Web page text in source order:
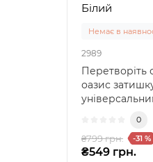
Білий
Немає в
2989
Перетворіть
оазис
0
₴799 грн. -31 %
₴549 грн.